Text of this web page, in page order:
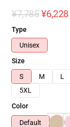
¥7,785 ¥6,228
Type
Unisex
Size
S
M L
5XL
Color
Default